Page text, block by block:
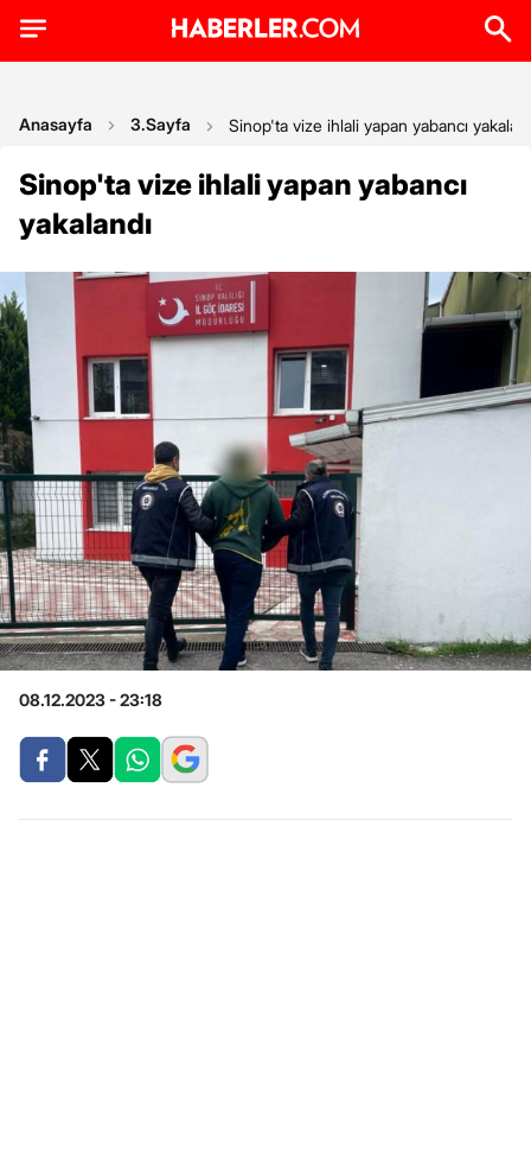
Anasayfa 3.Sayfa Sinop'ta vize ihlali yapan yabancı
Sinop'ta vize ihlali yapan yabancı
yakalandı
08.12.2023 - 23:18